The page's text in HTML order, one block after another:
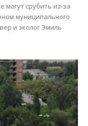
срубить из-за
муниципального
и эколог Эмиль